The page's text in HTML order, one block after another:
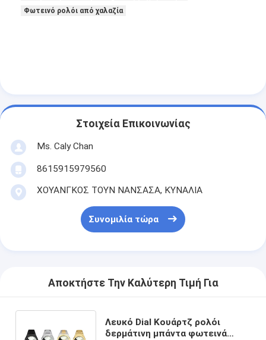
Φωτεινό ρολόι από χαλαζία
Στοιχεία Επικοινωνίας
Ms. Caly Chan
8615915979560
ΧΟΥΑΝΓΚΟΣ ΤΟΥΝ ΝΑΝΣΑΣΑ, ΚΥΝΑΛΙΑ
Συνομιλία τώρα
Αποκτήστε Την Καλύτερη Τιμή Για
Λευκό Dial Κουάρτζ ρολόι
δερμάτινη μπάντα φωτεινά